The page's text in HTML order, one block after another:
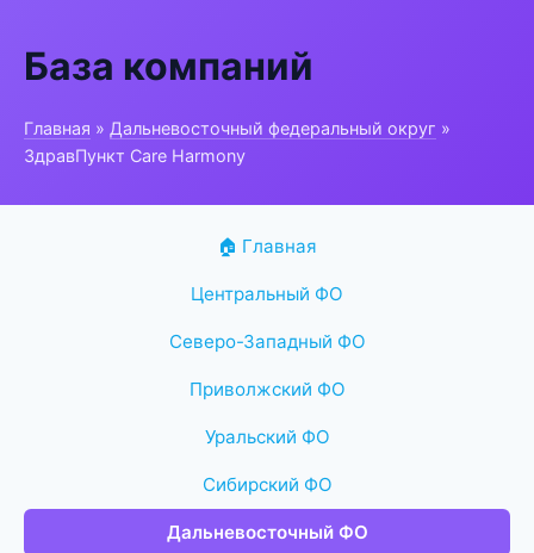
База компаний
Главная » Дальневосточный федеральный округ »
ЗдравПункт Care Harmony
🏠 Главная
Центральный ФО
Северо-Западный ФО
Приволжский ФО
Уральский ФО
Сибирский ФО
Дальневосточный ФО